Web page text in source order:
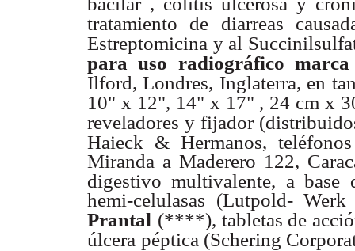
tratamiento de diarreas
Estreptomicina y al
para uso radiográfico
Ilford, Londres, Inglaterra, en
10" x 12", 14" x 17" , 24 cm x
reveladores y fijador
Haieck & Hermanos,
Miranda a Maderero 122,
digestivo multivalente, a base
hemi-celulasas (Lutpold-
Prantal (****), tabletas de
úlcera péptica (Schering